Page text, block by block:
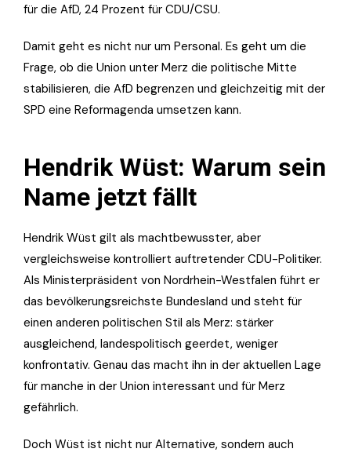
für die AfD, 24 Prozent für CDU/CSU.
Damit geht es nicht nur um Personal. Es geht um die
Frage, ob die Union unter Merz die politische Mitte
stabilisieren, die AfD begrenzen und gleichzeitig mit der
SPD eine Reformagenda umsetzen kann.
Hendrik Wüst: Warum sein
Name jetzt fällt
Hendrik Wüst gilt als machtbewusster, aber
vergleichsweise kontrolliert auftretender CDU-Politiker.
Als Ministerpräsident von Nordrhein-Westfalen führt er
das bevölkerungsreichste Bundesland und steht für
einen anderen politischen Stil als Merz: stärker
ausgleichend, landespolitisch geerdet, weniger
konfrontativ. Genau das macht ihn in der aktuellen Lage
für manche in der Union interessant und für Merz
gefährlich.
Doch Wüst ist nicht nur Alternative, sondern auch